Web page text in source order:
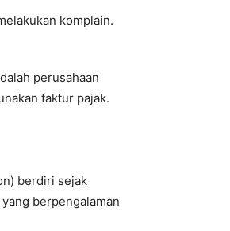
komplain.
perusahaan
faktur pajak.
berdiri sejak
berpengalaman